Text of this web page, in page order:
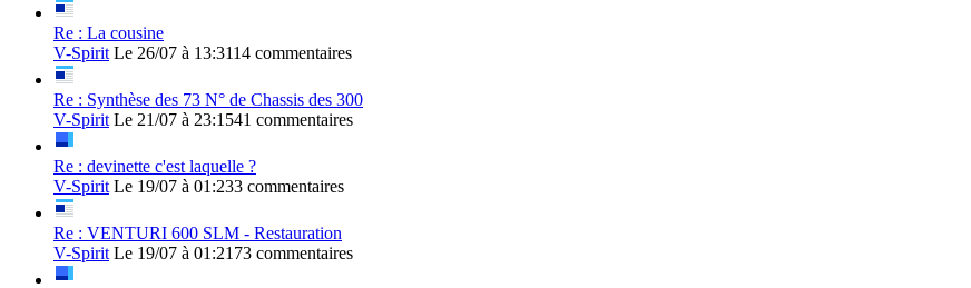
Re : La cousine
V-Spirit Le 26/07 à 13:3114 commentaires
Re : Synthèse des 73 N° de Chassis des 300
V-Spirit Le 21/07 à 23:1541 commentaires
Re : devinette c'est laquelle ?
V-Spirit Le 19/07 à 01:233 commentaires
Re : VENTURI 600 SLM - Restauration
V-Spirit Le 19/07 à 01:21 73 commentaires